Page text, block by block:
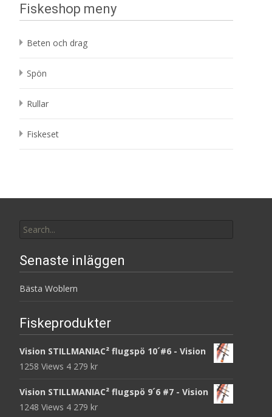
Fiskeshop meny
Beten och drag
Spön
Rullar
Fiskeset
for:
Senaste inläggen
Bästa Woblern
Fiskeprodukter
Vision STILLMANIAC² flugspö 10´#6 - Vision
1258 Views 4 279 kr
Vision STILLMANIAC² flugspö 9´6 #7 - Vision
1248 Views 4 279 kr